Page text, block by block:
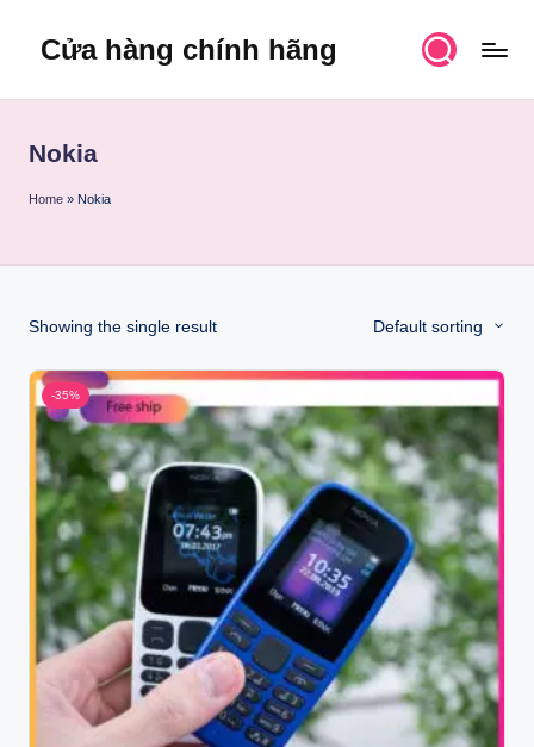
Cửa hàng chính hãng
Nokia
Home » Nokia
Showing the single result Default sorting
-35%